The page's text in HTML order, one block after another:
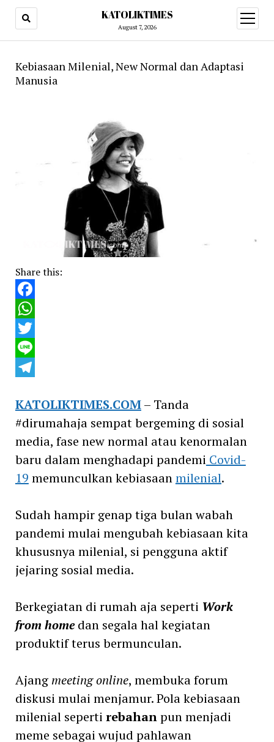
KATOLIKTIMES
August 7, 2026
open
menu
Kebiasaan Milenial, New Normal dan Adaptasi
Manusia
Share this:
Facebook
WhatsApp
Twitter
Line
KATOLIKTIMES.COM– Tanda
#dirumahaja sempat bergeming di sosial
media, fase new normal atau kenormalan
baru dalam menghadapi pandemi Covid-
19 memunculkan kebiasaanmilenial.
Sudah hampir genap tiga bulan wabah
pandemi mulai mengubah kebiasaan kita
khususnya milenial, si pengguna aktif
jejaring sosial media.
Berkegiatan di rumah aja seperti Work
from homedan segala hal kegiatan
produktif terus bermunculan.
Ajang meeting online, membuka forum
diskusi mulai menjamur. Pola kebiasaan
milenial seperti rebahanpun menjadi
meme sebagai wujud pahlawan